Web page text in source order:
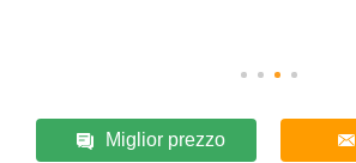
Miglior prezzo